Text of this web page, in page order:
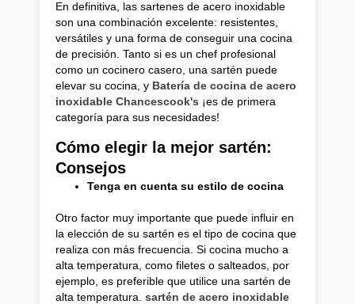
En definitiva, las sartenes de acero inoxidable
son una combinación excelente: resistentes,
versátiles y una forma de conseguir una cocina
de precisión. Tanto si es un chef profesional
como un cocinero casero, una sartén puede
elevar su cocina, y Batería de cocina de acero
inoxidable Chancescook's ¡es de primera
categoría para sus necesidades!
Cómo elegir la mejor sartén:
Consejos
Tenga en cuenta su estilo de cocina
Otro factor muy importante que puede influir en
la elección de su sartén es el tipo de cocina que
realiza con más frecuencia. Si cocina mucho a
alta temperatura, como filetes o salteados, por
ejemplo, es preferible que utilice una sartén de
alta temperatura. sartén de acero inoxidable